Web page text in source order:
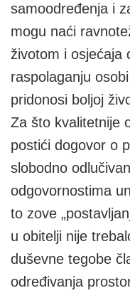
samoodređenja i
mogu naći
životom i osjećaja
raspolaganju
pridonosi boljoj
Za što kvalitetnije
postići dogovor o
slobodno
odgovornostima
to zove
u obitelji nije
duševne tegobe
određivanja